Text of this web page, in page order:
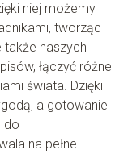
niej możemy
tworząc
także naszych
łączyć różne
świata. Dzięki
a gotowanie
do
na pełne